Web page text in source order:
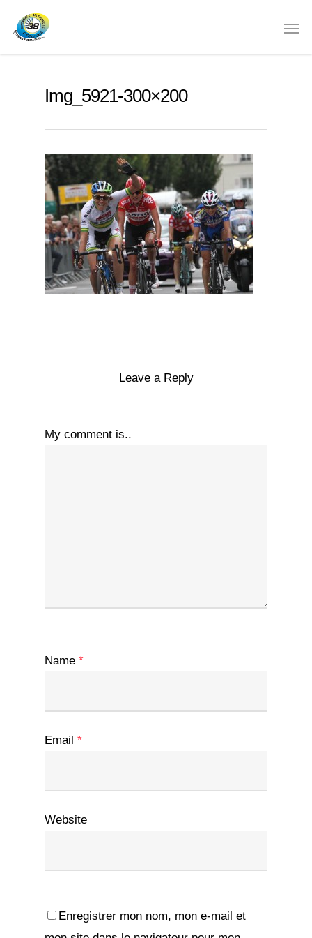
Img_5921-300×200
Leave a Reply
My comment is..
Name *
Email *
Website
Enregistrer mon nom, mon e-mail et